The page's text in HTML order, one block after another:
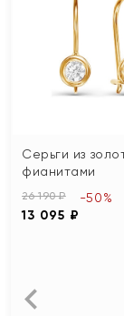
Серьги из
фианитами
26 190 ₽
13 095 ₽
-50%